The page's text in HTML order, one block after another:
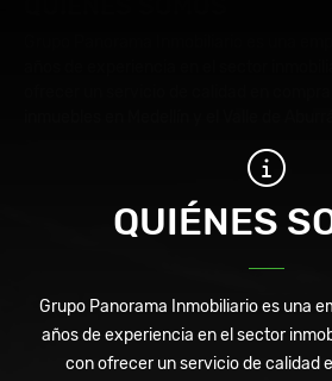
QUIÉNES
Grupo Panorama Inmobiliario es una
años de experiencia en el sector
con ofrecer un servicio de calidad